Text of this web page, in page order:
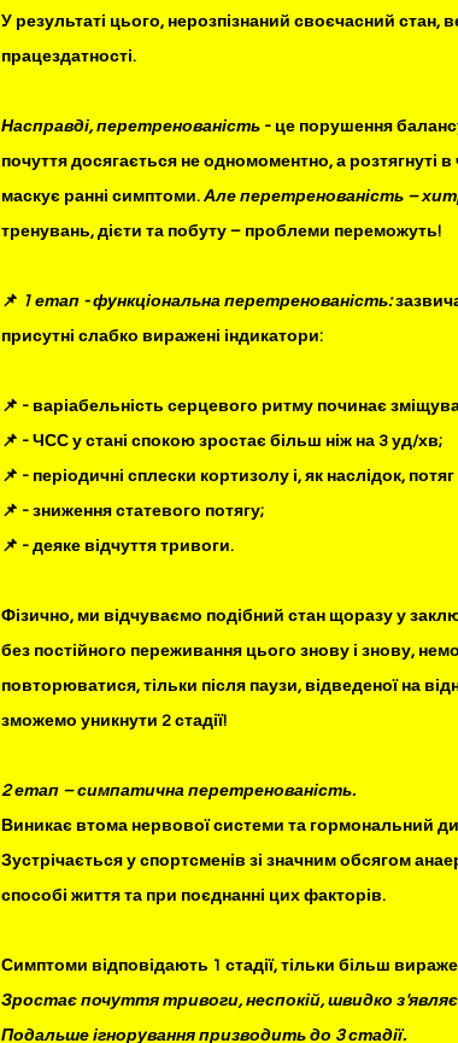
У результаті цього, нерозпізнаний своєчасний
працездатності.
Насправді, перетренованість - це порушення
почуття досягається не одномоментно, а розтягнуті
маскує ранні симптоми. Але перетренованість –
тренувань, дієти та побуту – проблеми переможуть!
📌 1 етап - функціональна перетренованість:
присутні слабко виражені індикатори:
📌 - варіабельність серцевого ритму починає
📌 - ЧСС у стані спокою зростає більш ніж на 3 уд/хв;
📌 - періодичні сплески кортизолу і, як наслідок,
📌 - зниження статевого потягу;
📌 - деяке відчуття тривоги.
Фізично, ми відчуваємо подібний стан щоразу у
без постійного переживання цього знову і знову,
повторюватися, тільки після паузи, відведеної на
зможемо уникнути 2 стадії!
2 етап – симпатична перетренованість.
Виникає втома нервової системи та гормональний
Зустрічається у спортсменів зі значним обсягом
способі життя та при поєднанні цих факторів.
Симптоми відповідають 1 стадії, тільки більш
Зростає почуття тривоги, неспокій, швидко
Подальше ігнорування призводить до 3 стадії.